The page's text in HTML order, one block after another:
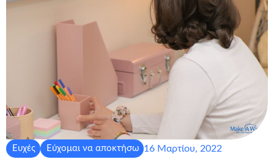
Ευχές Εύχομαι να αποκτήσω 16 Μαρτίου, 2022